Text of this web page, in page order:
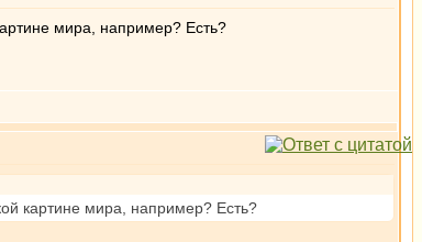
мира, например? Есть?
картине мира, например? Есть?